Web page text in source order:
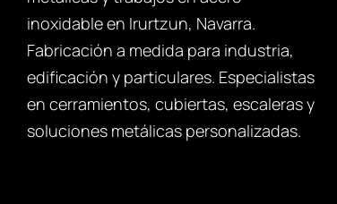
inoxidable en Irurtzun, Navarra.
Fabricación a medida para industria,
edificación y particulares. Especialistas
en cerramientos, cubiertas, escaleras y
soluciones metálicas personalizadas.